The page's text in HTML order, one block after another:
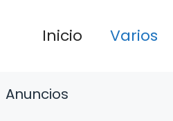
Inicio Varios
Anuncios